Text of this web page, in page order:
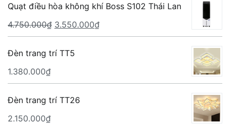
Quạt điều hòa không khí Boss S102 Thái Lan
4.750.000₫ Giá
gốc
là:
3.550.000₫Giá
hiện
3.550.000₫.
Đèn trang trí TT5
1.380.000₫
Đèn trang trí TT26
2.150.000₫